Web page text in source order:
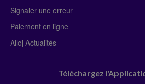
Signaler une erreur
Paiement en ligne
Alloj Actualités
Téléchargez